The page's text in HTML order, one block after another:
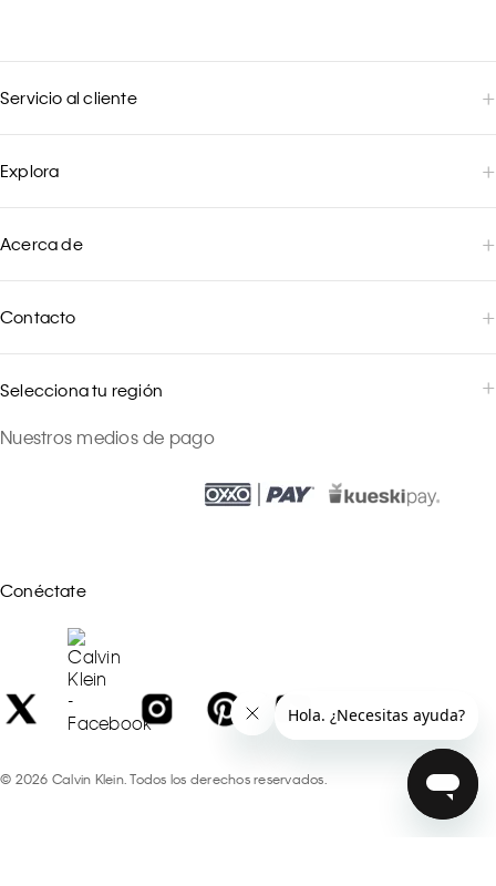
Servicio al cliente
Explora
Acerca de
Contacto
Selecciona tu región
Nuestros medios de pago
Conéctate
© 2026 Calvin Klein. Todos los derechos reservados.